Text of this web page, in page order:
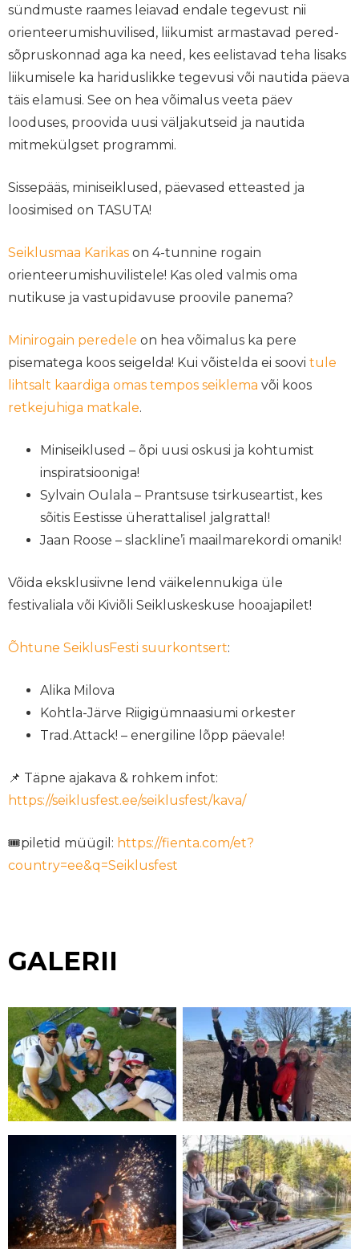
sündmuste raames leiavad endale tegevust nii
orienteerumishuvilised, liikumist armastavad pered-
sõpruskonnad aga ka need, kes eelistavad teha lisaks
liikumisele ka hariduslikke tegevusi või nautida päeva
täis elamusi. See on hea võimalus veeta päev
looduses, proovida uusi väljakutseid ja nautida
mitmekülgset programmi.
Sissepääs, miniseiklused, päevased etteasted ja
loosimised on TASUTA!
Seiklusmaa Karikas on 4-tunnine rogain
orienteerumishuvilistele! Kas oled valmis oma
nutikuse ja vastupidavuse proovile panema?
Minirogain peredele on hea võimalus ka pere
pisematega koos seigelda! Kui võistelda ei soovi tule
lihtsalt kaardiga omas tempos seiklema või koos
retkejuhiga matkale.
Miniseiklused – õpi uusi oskusi ja kohtumist
inspiratsiooniga!
Sylvain Oulala – Prantsuse tsirkuseartist, kes
sõitis Eestisse üherattalisel jalgrattal!
Jaan Roose – slackline’i maailmarekordi omanik!
Võida eksklusiivne lend väikelennukiga üle
festivaliala või Kiviõli Seikluskeskuse hooajapilet!
Õhtune SeiklusFesti suurkontsert:
Alika Milova
Kohtla-Järve Riigigümnaasiumi orkester
Trad.Attack! – energiline lõpp päevale!
📌 Täpne ajakava & rohkem infot:
https://seiklusfest.ee/seiklusfest/kava/
🎟️piletid müügil: https://fienta.com/et?
country=ee&q=Seiklusfest
GALERII